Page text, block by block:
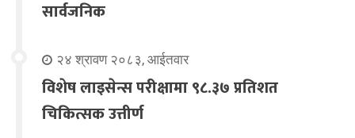
सार्वजनिक
२४ श्रावण २०८३, आईतवार
विशेष लाइसेन्स परीक्षामा ९८.३७ प्रतिशत
चिकित्सक उत्तीर्ण